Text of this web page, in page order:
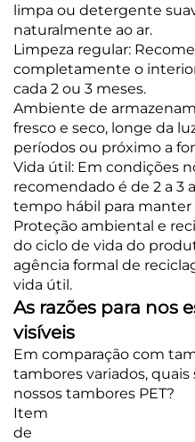
limpa ou detergente
naturalmente ao ar.
Limpeza regular:
completamente o
cada 2 ou 3 meses.
Ambiente de
fresco e seco, longe da
períodos ou próximo a
Vida útil: Em condições
recomendado é de 2 a 3
tempo hábil para manter
Proteção ambiental e
do ciclo de vida do
agência formal de
vida útil.
As razões para nos
visíveis
Em comparação com
tambores variados, quais
nossos tambores PET?
Item
de